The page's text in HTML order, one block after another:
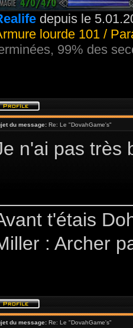
depuis le
lourde 101 /
99% des
du message: Re: Le "DovahGame's"
n'ai pas très
t'étais
: Archer
du message: Re: Le "DovahGame's"